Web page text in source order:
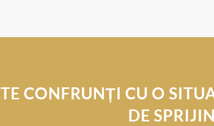
TE CONFRUNȚI CU O
DE